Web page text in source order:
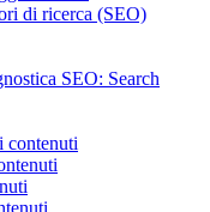
di ricerca (SEO)
SEO: Search
contenuti